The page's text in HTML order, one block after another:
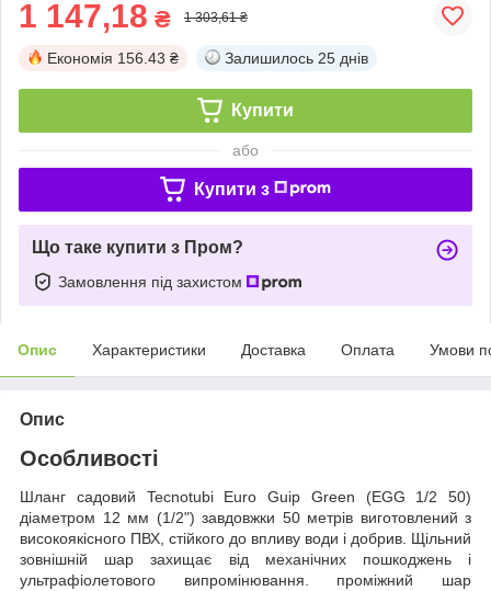
1 147,18 ₴ 1 303,61 ₴
Економія 156.43 ₴ Залишилось 25 днів
Купити
або
Купити з
Що таке купити з Пром?
Замовлення під захистом
Опис Характеристики Доставка Оплата Умови
Опис
Особливості
Шланг садовий Tecnotubi Euro Guip Green (EGG 1/2 50)
діаметром 12 мм (1/2") завдовжки 50 метрів виготовлений з
високоякісного ПВХ, стійкого до впливу води і добрив. Щільний
зовнішній шар захищає від механічних пошкоджень і
ультрафіолетового випромінювання. проміжний шар